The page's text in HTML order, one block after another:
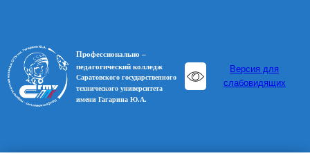
Профессионально –
педагогический колледж
Саратовского государственного
технического университета
имени Гагарина Ю.А.
Версия для
слабовидящих